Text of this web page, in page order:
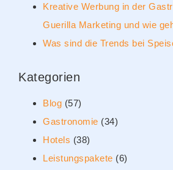
Kreative Werbung in der
Guerilla Marketing und wie
Was sind die Trends bei
Kategorien
Blog (57)
Gastronomie (34)
Hotels (38)
Leistungspakete (6)